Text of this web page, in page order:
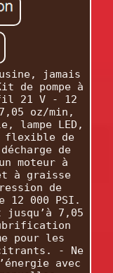
jamais
de pompe à
21 V - 12
oz/min,
lampe LED,
flexible de
de
moteur à
à graisse
de
12 000 PSI.
7,05
pour les
- Ne
avec